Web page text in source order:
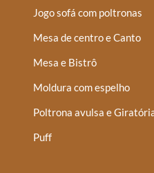
Jogo sofá com poltronas
Mesa de centro e Canto
Mesa e Bistrô
Moldura com espelho
Poltrona avulsa e
Puff